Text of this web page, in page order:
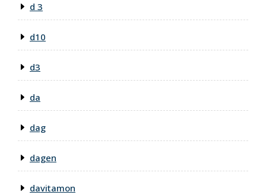
d 3
d10
d3
da
dag
dagen
davitamon